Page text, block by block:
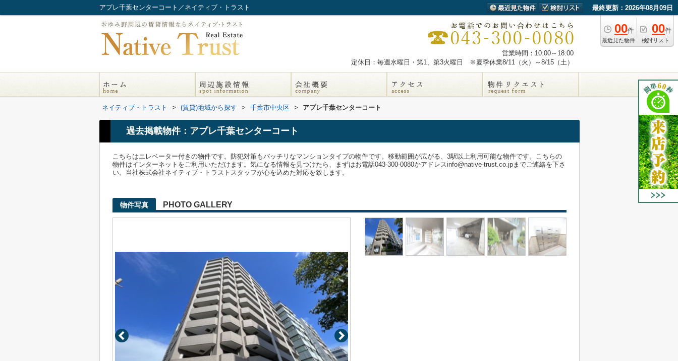
アプレ千葉センターコート／ネイティブ・トラスト 最終更新：2026年08月09日
00件
最近見た物件
00件
検討リスト
営業時間：10:00～18:00
定休日：毎週水曜日・第1、第3火曜日 ※夏季休業8/11（火）～8/15（土）
ネイティブ・トラスト > (賃貸)地域から探す > 千葉市中央区 > アプレ千葉センターコート
過去掲載物件：アプレ千葉センターコート
こちらはエレベーター付きの物件です。防犯対策もバッチリなマンションタイプの物件です。移動範囲が広がる、3駅以上利用可能な物件です。こちらの
物件はインターネットをご利用いただけます。気になる情報を見つけたら、まずはお電話043-300-0080かアドレスinfo@native-trust.co.jpまでご連絡を下さ
い。当社株式会社ネイティブ・トラストスタッフが心を込めた対応を致します。
物件写真 PHOTO GALLERY